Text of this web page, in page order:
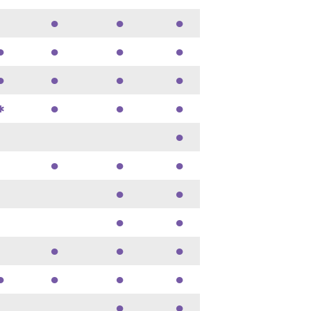
● ● ●
● ● ●
● ● ●
● ● ●
●
● ● ●
● ●
● ●
● ● ●
● ● ●